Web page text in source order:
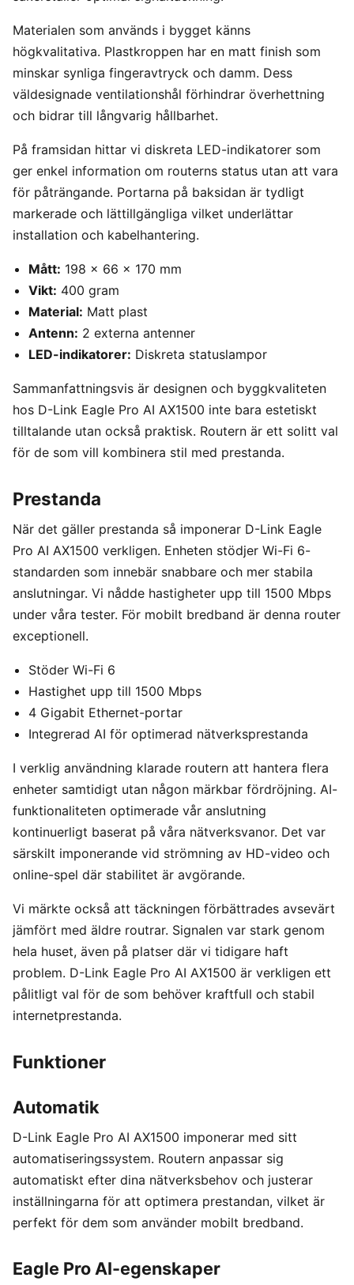
Materialen som används i bygget känns
högkvalitativa. Plastkroppen har en matt finish som
minskar synliga fingeravtryck och damm. Dess
väldesignade ventilationshål förhindrar överhettning
och bidrar till långvarig hållbarhet.
På framsidan hittar vi diskreta LED-indikatorer som
ger enkel information om routerns status utan att vara
för påträngande. Portarna på baksidan är tydligt
markerade och lättillgängliga vilket underlättar
installation och kabelhantering.
Mått: 198 x 66 x 170 mm
Vikt: 400 gram
Material: Matt plast
Antenn: 2 externa antenner
LED-indikatorer: Diskreta statuslampor
Sammanfattningsvis är designen och byggkvaliteten
hos D-Link Eagle Pro AI AX1500 inte bara estetiskt
tilltalande utan också praktisk. Routern är ett solitt val
för de som vill kombinera stil med prestanda.
Prestanda
När det gäller prestanda så imponerar D-Link Eagle
Pro AI AX1500 verkligen. Enheten stödjer Wi-Fi 6-
standarden som innebär snabbare och mer stabila
anslutningar. Vi nådde hastigheter upp till 1500 Mbps
under våra tester. För mobilt bredband är denna router
exceptionell.
Stöder Wi-Fi 6
Hastighet upp till 1500 Mbps
4 Gigabit Ethernet-portar
Integrerad AI för optimerad nätverksprestanda
I verklig användning klarade routern att hantera flera
enheter samtidigt utan någon märkbar fördröjning. AI-
funktionaliteten optimerade vår anslutning
kontinuerligt baserat på våra nätverksvanor. Det var
särskilt imponerande vid strömning av HD-video och
online-spel där stabilitet är avgörande.
Vi märkte också att täckningen förbättrades avsevärt
jämfört med äldre routrar. Signalen var stark genom
hela huset, även på platser där vi tidigare haft
problem. D-Link Eagle Pro AI AX1500 är verkligen ett
pålitligt val för de som behöver kraftfull och stabil
internetprestanda.
Funktioner
Automatik
D-Link Eagle Pro AI AX1500 imponerar med sitt
automatiseringssystem. Routern anpassar sig
automatiskt efter dina nätverksbehov och justerar
inställningarna för att optimera prestandan, vilket är
perfekt för dem som använder mobilt bredband.
Eagle Pro AI-egenskaper